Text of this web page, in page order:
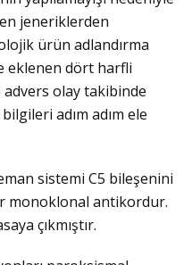
jeneriklerden
ürün adlandırma
eklenen dört harfli
olay takibinde
adım adım ele
sistemi C5 bileşenini
monoklonal antikordur.
çıkmıştır.